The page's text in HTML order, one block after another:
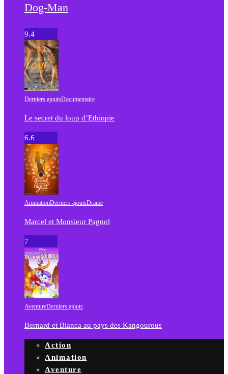
Dog-Man
9.4
Derniers ajoutsDocumentaire
Le secret du loup d’Ethiopie
6.6
AnimationDerniers ajoutsDrame
Marcel et Monsieur Pagnol
7
AventureDerniers ajouts
Bernard et Bianca au pays des Kangourous
Action
Animation
Aventure